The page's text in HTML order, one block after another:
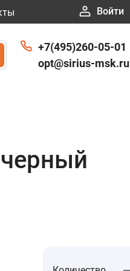
Войти
+7(495)260-05-01
opt@sirius-msk.ru